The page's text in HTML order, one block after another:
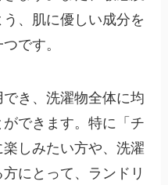
、肌に優しい成分を
です。
き、洗濯物全体に均
できます。特に「チ
しみたい方や、洗濯
にとって、ランドリ